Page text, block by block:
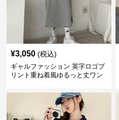
¥3,050 (税込)
ギャルファッション 英字ロゴプ
リント重ね着風ゆるっと丈ワン